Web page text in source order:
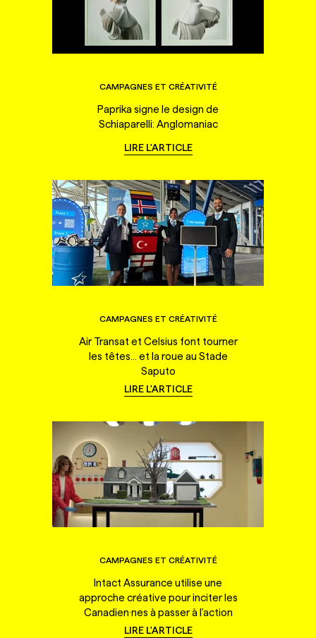
CAMPAGNES ET CRÉATIVITÉ
Paprika signe le design de
Schiaparelli: Anglomaniac
LIRE L'ARTICLE
CAMPAGNES ET CRÉATIVITÉ
Air Transat et Celsius font tourner
les têtes... et la roue au Stade
Saputo
LIRE L'ARTICLE
CAMPAGNES ET CRÉATIVITÉ
Intact Assurance utilise une
approche créative pour inciter les
Canadien·nes à passer à l'action
LIRE L'ARTICLE